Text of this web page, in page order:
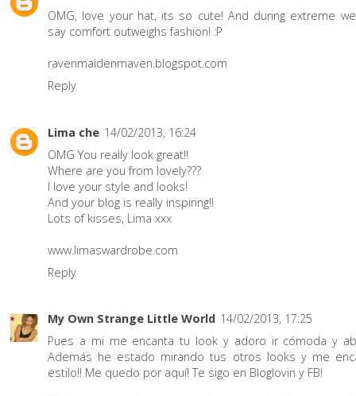
OMG, love your hat, its so cute! And during extreme
say comfort outweighs fashion! :P
ravenmaidenmaven.blogspot.com
Reply
Lima che 14/02/2013, 16:24
OMG You really look great!!
Where are you from lovely???
I love your style and looks!
And your blog is really inspiring!!
Lots of kisses, Lima xxx
www.limaswardrobe.com
Reply
My Own Strange Little World 14/02/2013, 17:25
Pues a mi me encanta tu look y adoro ir cómoda y
Además he estado mirando tus otros looks y me
estilo!! Me quedo por aquí! Te sigo en Bloglovin y FB!